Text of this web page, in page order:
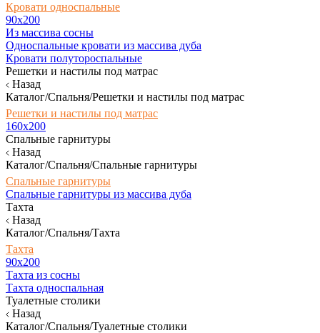
Кровати односпальные
90х200
Из массива сосны
Односпальные кровати из массива дуба
Кровати полутороспальные
Решетки и настилы под матрас
Назад
Каталог/Спальня/Решетки и настилы под матрас
Решетки и настилы под матрас
160х200
Спальные гарнитуры
Назад
Каталог/Спальня/Спальные гарнитуры
Спальные гарнитуры
Спальные гарнитуры из массива дуба
Тахта
Назад
Каталог/Спальня/Тахта
Тахта
90х200
Тахта из сосны
Тахта односпальная
Туалетные столики
Назад
Каталог/Спальня/Туалетные столики